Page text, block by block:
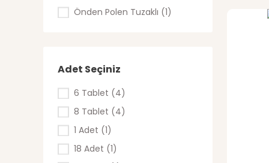
12 mm Düz (1)
16 mm (1)
18 mm (1)
20 mm (1)
22 mm (1)
27 mm (1)
475x240 mm (1)
Önden Polen Tuzaklı (1)
Adet Seçiniz
6 Tablet (4)
8 Tablet (4)
1 Adet (1)
18 Adet (1)